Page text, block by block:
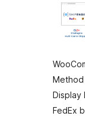
Method
Display
FedEx